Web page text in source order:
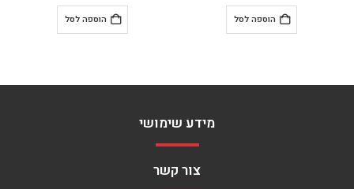
הוספה לסל הוספה לסל
מידע שימושי
צור קשר